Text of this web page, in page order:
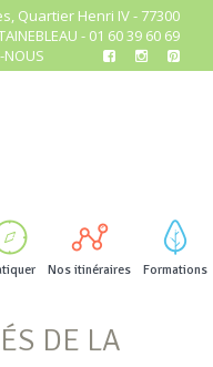
Quartier Henri IV - 77300
- 01 60 39 60 69
NOUS
Nos itinéraires Formations
DE LA